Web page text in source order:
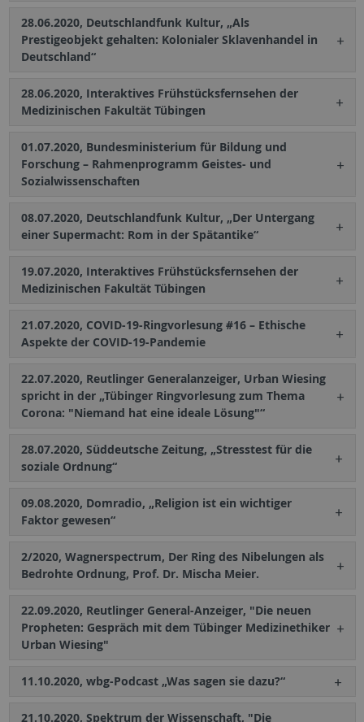
28.06.2020, Deutschlandfunk Kultur, „Als
Prestigeobjekt gehalten: Kolonialer Sklavenhandel in
Deutschland“
28.06.2020, Interaktives Frühstücksfernsehen der
Medizinischen Fakultät Tübingen
01.07.2020, Bundesministerium für Bildung und
Forschung – Rahmenprogramm Geistes- und
Sozialwissenschaften
08.07.2020, Deutschlandfunk Kultur, „Der Untergang
einer Supermacht: Rom in der Spätantike“
19.07.2020, Interaktives Frühstücksfernsehen der
Medizinischen Fakultät Tübingen
21.07.2020, COVID-19-Ringvorlesung #16 – Ethische
Aspekte der COVID-19-Pandemie
22.07.2020, Reutlinger Generalanzeiger, Urban Wiesing
spricht in der „Tübinger Ringvorlesung zum Thema
Corona: "Niemand hat eine ideale Lösung"“
28.07.2020, Süddeutsche Zeitung, „Stresstest für die
soziale Ordnung“
09.08.2020, Domradio, „Religion ist ein wichtiger
Faktor gewesen“
2/2020, Wagnerspectrum, Der Ring des Nibelungen als
Bedrohte Ordnung, Prof. Dr. Mischa Meier.
22.09.2020, Reutlinger General-Anzeiger, "Die neuen
Propheten: Gespräch mit dem Tübinger Medizinethiker
Urban Wiesing"
11.10.2020, wbg-Podcast „Was sagen sie dazu?“
21.10.2020, Spektrum der Wissenschaft, "Die